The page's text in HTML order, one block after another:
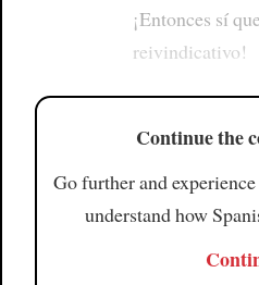
¡Entonces sí
reivindicativo!
Continue the
Go further and
understand how